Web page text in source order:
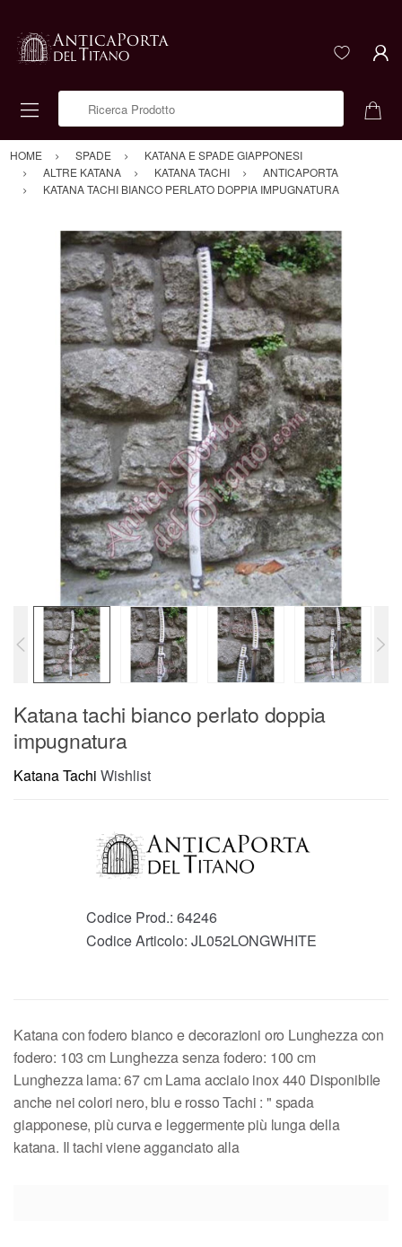
HOME SPADE
KATANA E SPADE GIAPPONESI
ALTRE KATANA
KATANA TACHI
ANTICAPORTA
KATANA TACHI BIANCO PERLATO DOPPIA IMPUGNATURA
Katana tachi bianco perlato doppia
impugnatura
Katana Tachi Wishlist
Codice Prod.: 64246
Codice Articolo: JL052LONGWHITE
Katana con fodero bianco e decorazioni oro Lunghezza con
fodero: 103 cm Lunghezza senza fodero: 100 cm
Lunghezza lama: 67 cm Lama acciaio inox 440 Disponibile
anche nei colori nero, blu e rosso Tachi : " spada
giapponese, più curva e leggermente più lunga della
katana. Il tachi viene agganciato alla